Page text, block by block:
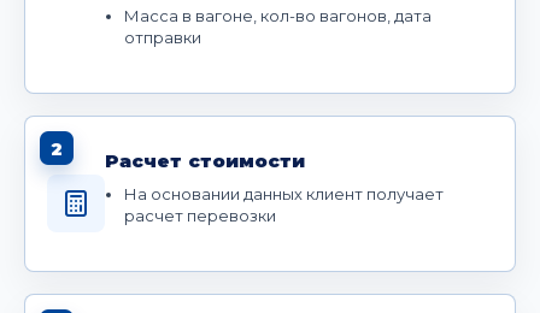
Масса в вагоне, кол-во вагонов, дата
отправки
2
Расчет стоимости
На основании данных клиент получает
расчет перевозки